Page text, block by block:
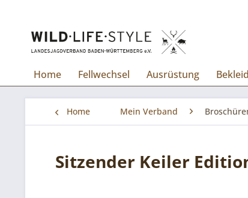
Home Fellwechsel Ausrüstung
Home Mein Verband
Sitzender Keiler